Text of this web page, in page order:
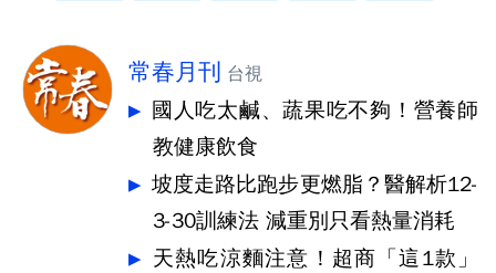
常春月刊 台視
國人吃太鹹、蔬果吃不夠！營養師
教健康飲食
坡度走路比跑步更燃脂？醫解析12-
3-30訓練法 減重別只看熱量消耗
天熱吃涼麵注意！超商「這1款」